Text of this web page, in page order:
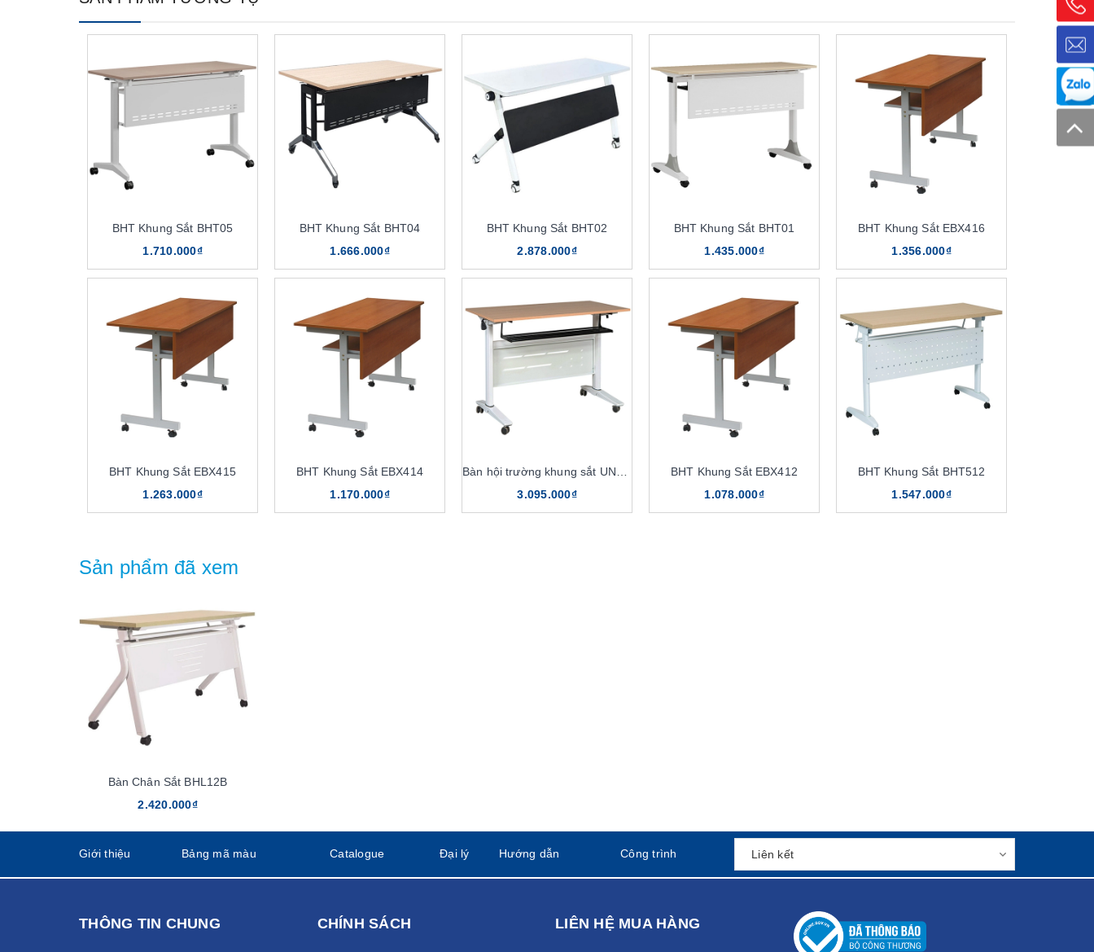
BHT Khung Sắt BHT05
1.710.000₫
BHT Khung Sắt BHT04
1.666.000₫
BHT Khung Sắt BHT02
2.878.000₫
BHT Khung Sắt BHT01
1.435.000₫
BHT Khung Sắt EBX416
1.356.000₫
BHT Khung Sắt EBX415
1.263.000₫
BHT Khung Sắt EBX414
1.170.000₫
3.095.000₫
BHT Khung Sắt EBX412
1.078.000₫
BHT Khung Sắt BHT512
1.547.000₫
Sản phẩm đã xem
Bàn Chân Sắt BHL12B
2.420.000₫
Giới thiệu Bảng mã màu Catalogue Đại lý Hướng dẫn Công trình
THÔNG TIN CHUNG CHÍNH SÁCH LIÊN HỆ MUA HÀNG